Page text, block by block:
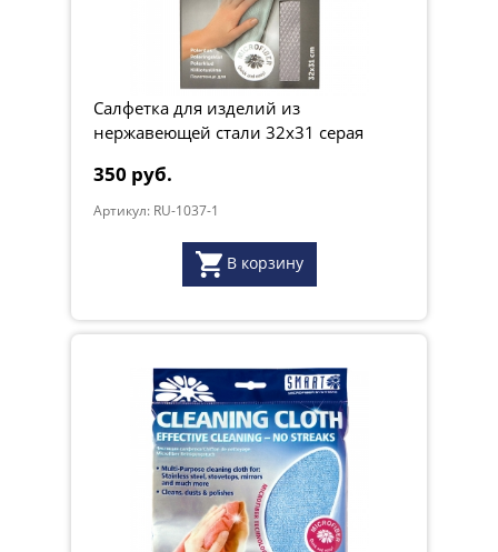
Салфетка для изделий из
нержавеющей стали 32х31 серая
350 руб.
Артикул: RU-1037-1
В корзину